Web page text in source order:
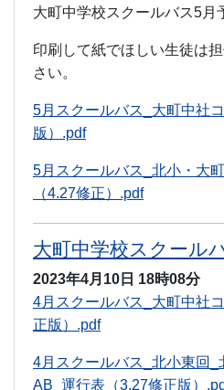
大町中学校スクールバス5月
印刷して紙でほしい生徒は
さい。
5月スクールバス_大町中社
版）.pdf
5月スクールバス_北小・大
（4.27修正）.pdf
大町中学校スクール
2023年4月10日 18時08分
4月スクールバス_大町中社
正版）.pdf
4月スクールバス_北小東回_
AB_運行表（3.27修正版）